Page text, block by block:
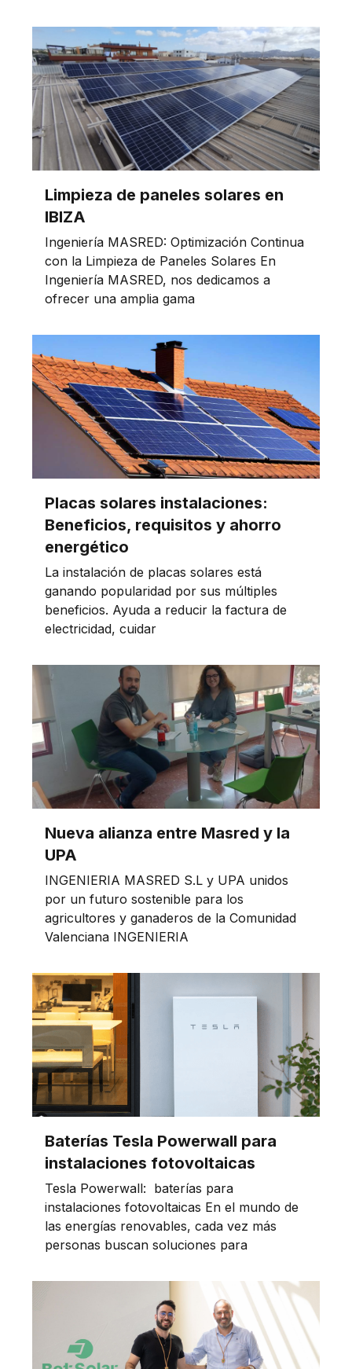
Limpieza de paneles solares en
IBIZA
Ingeniería MASRED: Optimización Continua
con la Limpieza de Paneles Solares En
Ingeniería MASRED, nos dedicamos a
ofrecer una amplia gama
Placas solares instalaciones:
Beneficios, requisitos y ahorro
energético
La instalación de placas solares está
ganando popularidad por sus múltiples
beneficios. Ayuda a reducir la factura de
electricidad, cuidar
Nueva alianza entre Masred y la
UPA
INGENIERIA MASRED S.L y UPA unidos
por un futuro sostenible para los
agricultores y ganaderos de la Comunidad
Valenciana INGENIERIA
Baterías Tesla Powerwall para
instalaciones fotovoltaicas
Tesla Powerwall: baterías para
instalaciones fotovoltaicas En el mundo de
las energías renovables, cada vez más
personas buscan soluciones para